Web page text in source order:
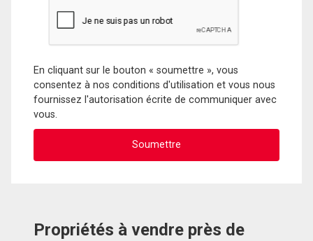
En cliquant sur le bouton « soumettre », vous
consentez à nos conditions d'utilisation et vous nous
fournissez l'autorisation écrite de communiquer avec
vous.
Propriétés à vendre près de